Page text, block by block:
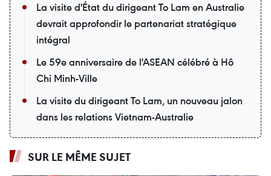
La visite d'État du dirigeant To Lam en Australie
devrait approfondir le partenariat stratégique
intégral
Le 59e anniversaire de l'ASEAN célébré à Hô
Chi Minh-Ville
La visite du dirigeant To Lam, un nouveau jalon
dans les relations Vietnam-Australie
SUR LE MÊME SUJET